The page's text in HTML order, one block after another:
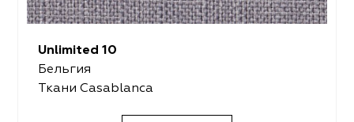
Unlimited 10
Бельгия
Ткани Casablanca